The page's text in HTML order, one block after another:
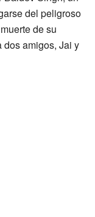
del peligroso
de su
dos amigos, Jai y